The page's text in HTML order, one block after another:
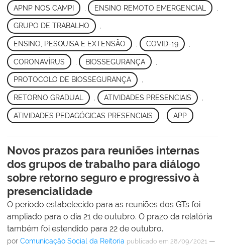
APNP NOS CAMPI ENSINO REMOTO EMERGENCIAL
GRUPO DE TRABALHO ,
ENSINO, PESQUISA E EXTENSÃO COVID-19
CORONAVÍRUS BIOSSEGURANÇA
PROTOCOLO DE BIOSSEGURANÇA ,
RETORNO GRADUAL ATIVIDADES PRESENCIAIS
ATIVIDADES PEDAGÓGICAS PRESENCIAIS APP
Novos prazos para reuniões internas
dos grupos de trabalho para diálogo
sobre retorno seguro e progressivo à
presencialidade
O período estabelecido para as reuniões dos GTs foi
ampliado para o dia 21 de outubro. O prazo da relatória
também foi estendido para 22 de outubro.
por Comunicação Social da Reitoria publicado em 28/09/2021 —